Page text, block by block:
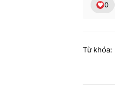
0
Từ khóa: